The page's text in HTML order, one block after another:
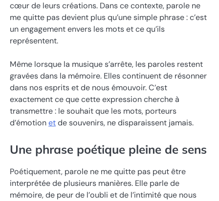
cœur de leurs créations. Dans ce contexte, parole ne
me quitte pas devient plus qu’une simple phrase : c’est
un engagement envers les mots et ce qu’ils
représentent.
Même lorsque la musique s’arrête, les paroles restent
gravées dans la mémoire. Elles continuent de résonner
dans nos esprits et de nous émouvoir. C’est
exactement ce que cette expression cherche à
transmettre : le souhait que les mots, porteurs
d’émotionetde souvenirs, ne disparaissent jamais.
Une phrase poétique pleine de sens
Poétiquement, parole ne me quitte pas peut être
interprétée de plusieurs manières. Elle parle de
mémoire, de peur de l’oubli et de l’intimité que nous